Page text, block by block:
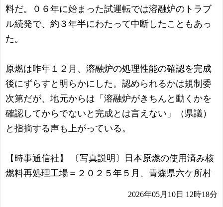
料だ。０６年に始まった試運転では溶融炉のトラブ
ル続発で、約３年半にわたって中断したこともあっ
た。
原燃は昨年１２月、溶融炉の処理性能の確認を完成
後にずらすと明らかにした。認められるかは規制委
次第だが、地元からは「溶融炉がきちんと動くかを
確認してからでないと完成とは言えない」（県議）
と指摘する声も上がっている。
【時事通信社】 〔写真説明〕日本原燃の使用済み核
燃料再処理工場＝２０２５年５月、青森県六ケ所村
2026年05月10日 12時18分